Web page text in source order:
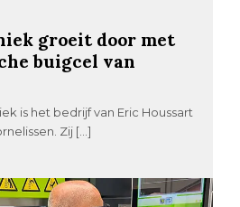
groeit door met
buigcel van
is het bedrijf van Eric Houssart
Zij […]